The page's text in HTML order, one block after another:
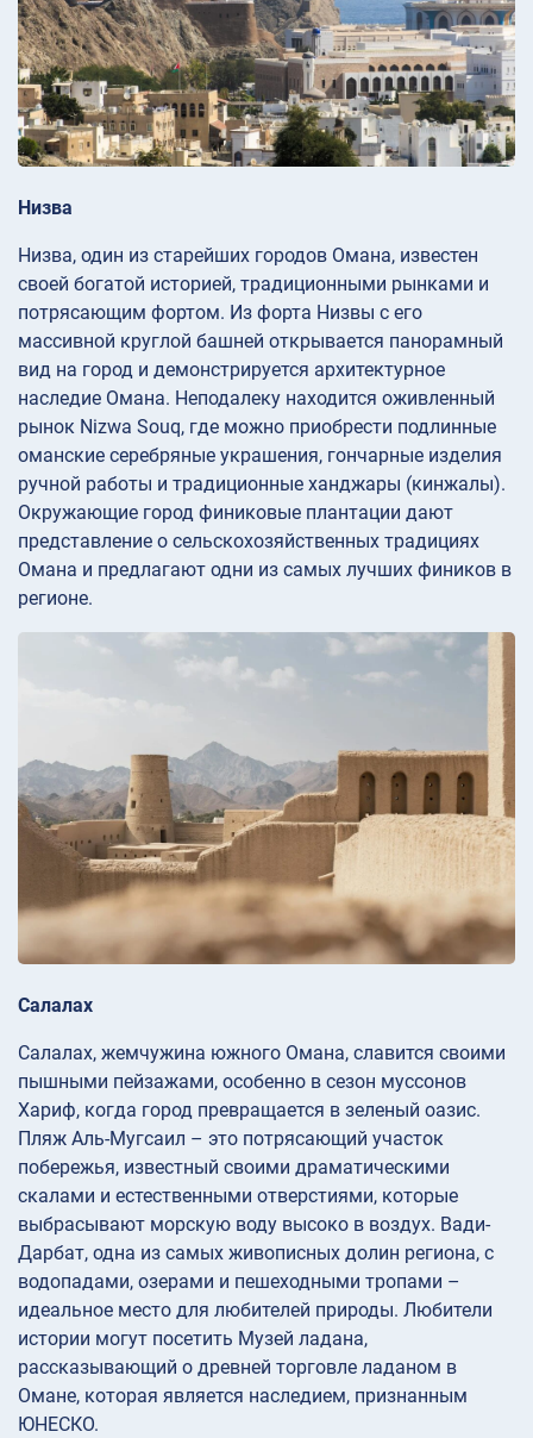
Низва
Низва, один из старейших городов Омана, известен
своей богатой историей, традиционными рынками и
потрясающим фортом. Из форта Низвы с его
массивной круглой башней открывается панорамный
вид на город и демонстрируется архитектурное
наследие Омана. Неподалеку находится оживленный
рынок Nizwa Souq, где можно приобрести подлинные
оманские серебряные украшения, гончарные изделия
ручной работы и традиционные ханджары (кинжалы).
Окружающие город финиковые плантации дают
представление о сельскохозяйственных традициях
Омана и предлагают одни из самых лучших фиников в
регионе.
Салалах
Салалах, жемчужина южного Омана, славится своими
пышными пейзажами, особенно в сезон муссонов
Хариф, когда город превращается в зеленый оазис.
Пляж Аль-Мугсаил – это потрясающий участок
побережья, известный своими драматическими
скалами и естественными отверстиями, которые
выбрасывают морскую воду высоко в воздух. Вади-
Дарбат, одна из самых живописных долин региона, с
водопадами, озерами и пешеходными тропами –
идеальное место для любителей природы. Любители
истории могут посетить Музей ладана,
рассказывающий о древней торговле ладаном в
Омане, которая является наследием, признанным
ЮНЕСКО.